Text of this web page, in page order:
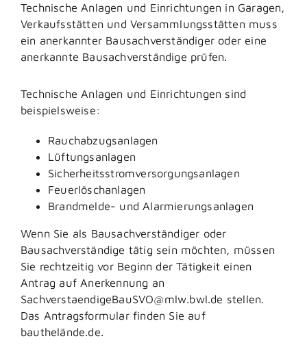
Technische Anlagen und Einrichtungen in Garagen,
Verkaufsstätten und Versammlungsstätten muss
ein anerkannter Bausachverständiger oder eine
anerkannte Bausachverständige prüfen.
Technische Anlagen und Einrichtungen sind
beispielsweise:
Rauchabzugsanlagen
Lüftungsanlagen
Sicherheitsstromversorgungsanlagen
Feuerlöschanlagen
Brandmelde- und Alarmierungsanlagen
Wenn Sie als Bausachverständiger oder
Bausachverständige tätig sein möchten, müssen
Sie rechtzeitig vor Beginn der Tätigkeit einen
Antrag auf Anerkennung an
SachverstaendigeBauSVO@mlw.bwl.de stellen.
Das Antragsformular finden Sie auf
bauthelände.de.